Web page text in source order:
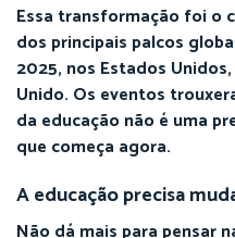
Essa transformação foi o
dos principais palcos
2025, nos Estados
Unido. Os eventos
da educação não é uma
que começa agora.
A educação precisa
Não dá mais para pensar